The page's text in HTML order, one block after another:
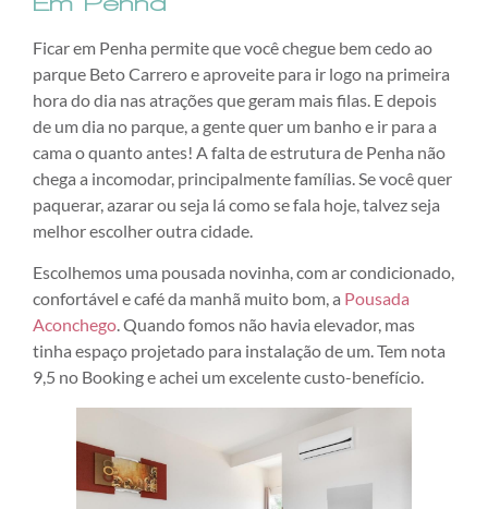
Ficar em Penha permite que você chegue bem cedo ao
parque Beto Carrero e aproveite para ir logo na primeira
hora do dia nas atrações que geram mais filas. E depois
de um dia no parque, a gente quer um banho e ir para a
cama o quanto antes! A falta de estrutura de Penha não
chega a incomodar, principalmente famílias. Se você quer
paquerar, azarar ou seja lá como se fala hoje, talvez seja
melhor escolher outra cidade.
Escolhemos uma pousada novinha, com ar condicionado,
confortável e café da manhã muito bom, a Pousada
Aconchego. Quando fomos não havia elevador, mas
tinha espaço projetado para instalação de um. Tem nota
9,5 no Booking e achei um excelente custo-benefício.